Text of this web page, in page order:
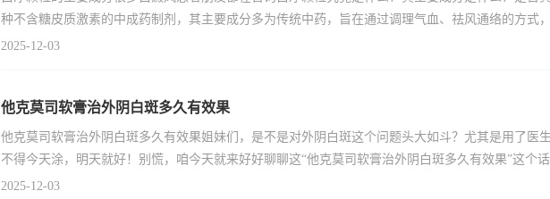
种不含糖皮质激素的中成药制剂，其主要成分多为传统中药，旨在通过调理气血、祛风通络的方式
2025-12-03
他克莫司软膏治外阴白斑多久有效果
他克莫司软膏治外阴白斑多久有效果姐妹们，是不是对外阴白斑这个问题头大如斗？尤其是用了医
不得今天涂，明天就好！别慌，咱今天就来好好聊聊这“他克莫司软膏治外阴白斑多久有效果”这个
2025-12-03